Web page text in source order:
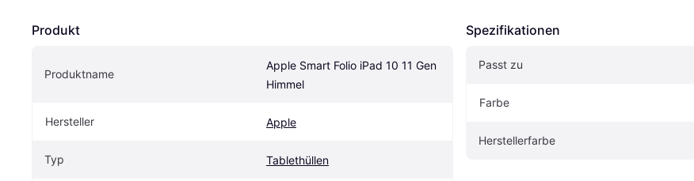
Produkt
Produktname
Apple Smart Folio iPad 10 11 Gen
Himmel
Hersteller Apple
Typ Tablethüllen
Spezifikationen
Passt zu
Farbe
Herstellerfarbe